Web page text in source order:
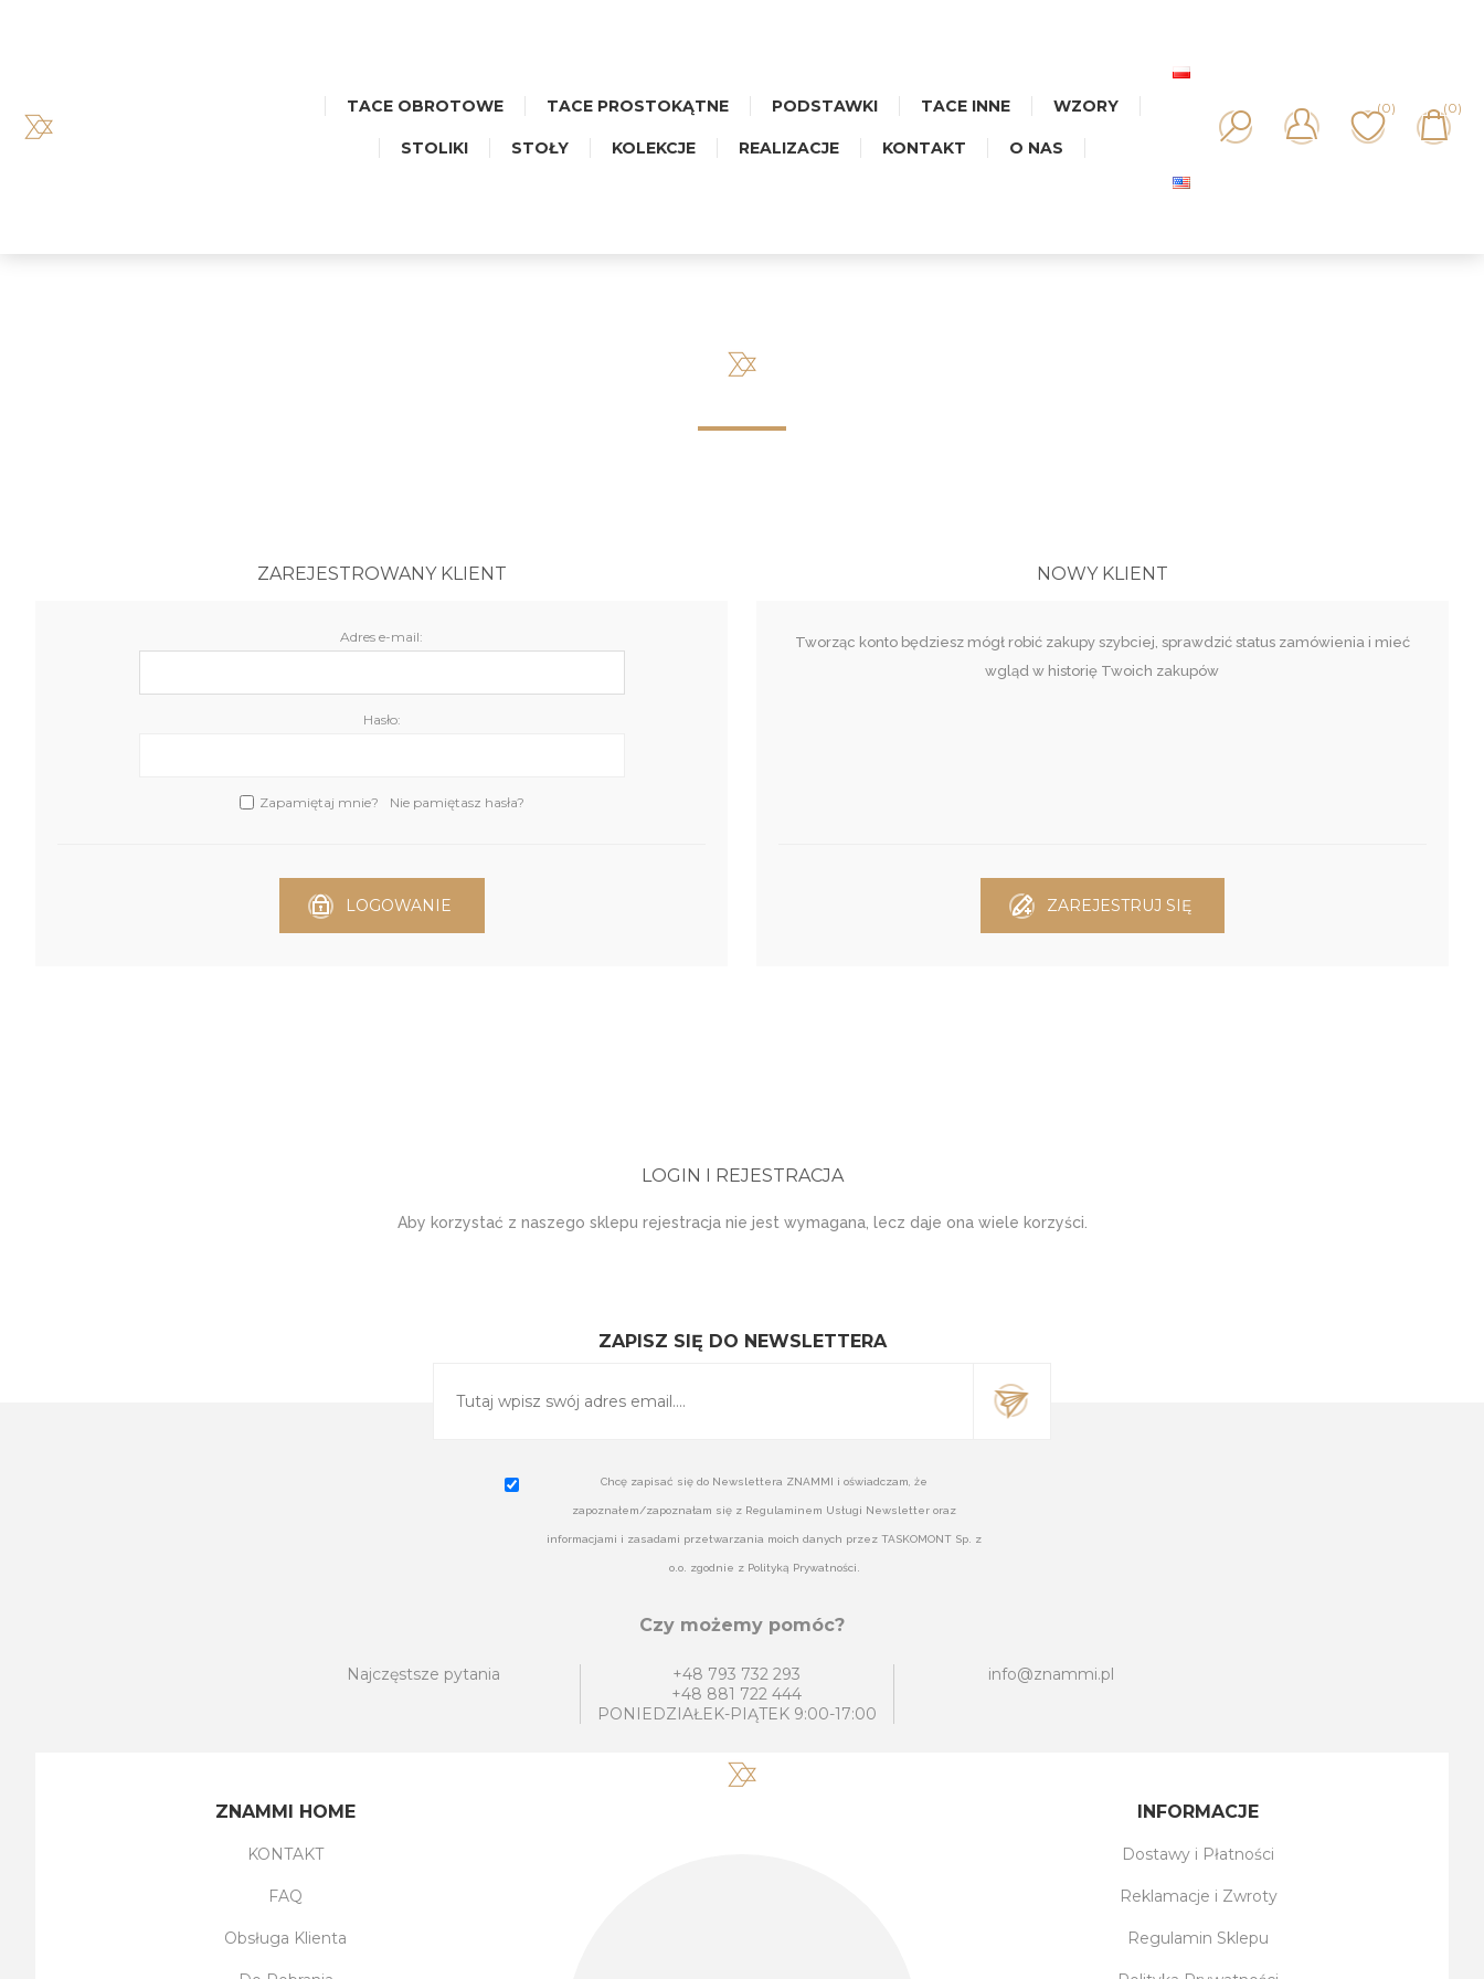
TACE OBROTOWE TACE PROSTOKĄTNE PODSTAWKI TACE INNE WZORY
STOLIKI STOŁY KOLEKCJE REALIZACJE KONTAKT O NAS
(0) (0)
ZAREJESTROWANY KLIENT
Adres e-mail:
Hasło:
Zapamiętaj mnie? Nie pamiętasz hasła?
LOGOWANIE
NOWY KLIENT
Tworząc konto będziesz mógł robić zakupy szybciej, sprawdzić status zamówienia i mieć
wgląd w historię Twoich zakupów
ZAREJESTRUJ SIĘ
LOGIN I REJESTRACJA
Aby korzystać z naszego sklepu rejestracja nie jest wymagana, lecz daje ona wiele korzyści.
ZAPISZ SIĘ DO NEWSLETTERA
Chcę zapisać się do Newslettera ZNAMMI i oświadczam, że
zapoznałem/zapoznałam się z Regulaminem Usługi Newsletter oraz
informacjami i zasadami przetwarzania moich danych przez TASKOMONT Sp. z
o.o. zgodnie z Polityką Prywatności.
Czy możemy pomóc?
Najczęstsze pytania
+48 793 732 293
+48 881 722 444
PONIEDZIAŁEK-PIĄTEK 9:00-17:00
info@znammi.pl
ZNAMMI HOME
KONTAKT
FAQ
Obsługa Klienta
INFORMACJE
Dostawy i Płatności
Reklamacje i Zwroty
Regulamin Sklepu